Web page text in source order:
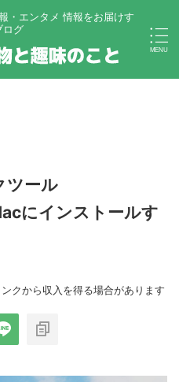
・エンタメ 情報をお届けす
ログ
ツール
にインストールす
クから収入を得る場合があります